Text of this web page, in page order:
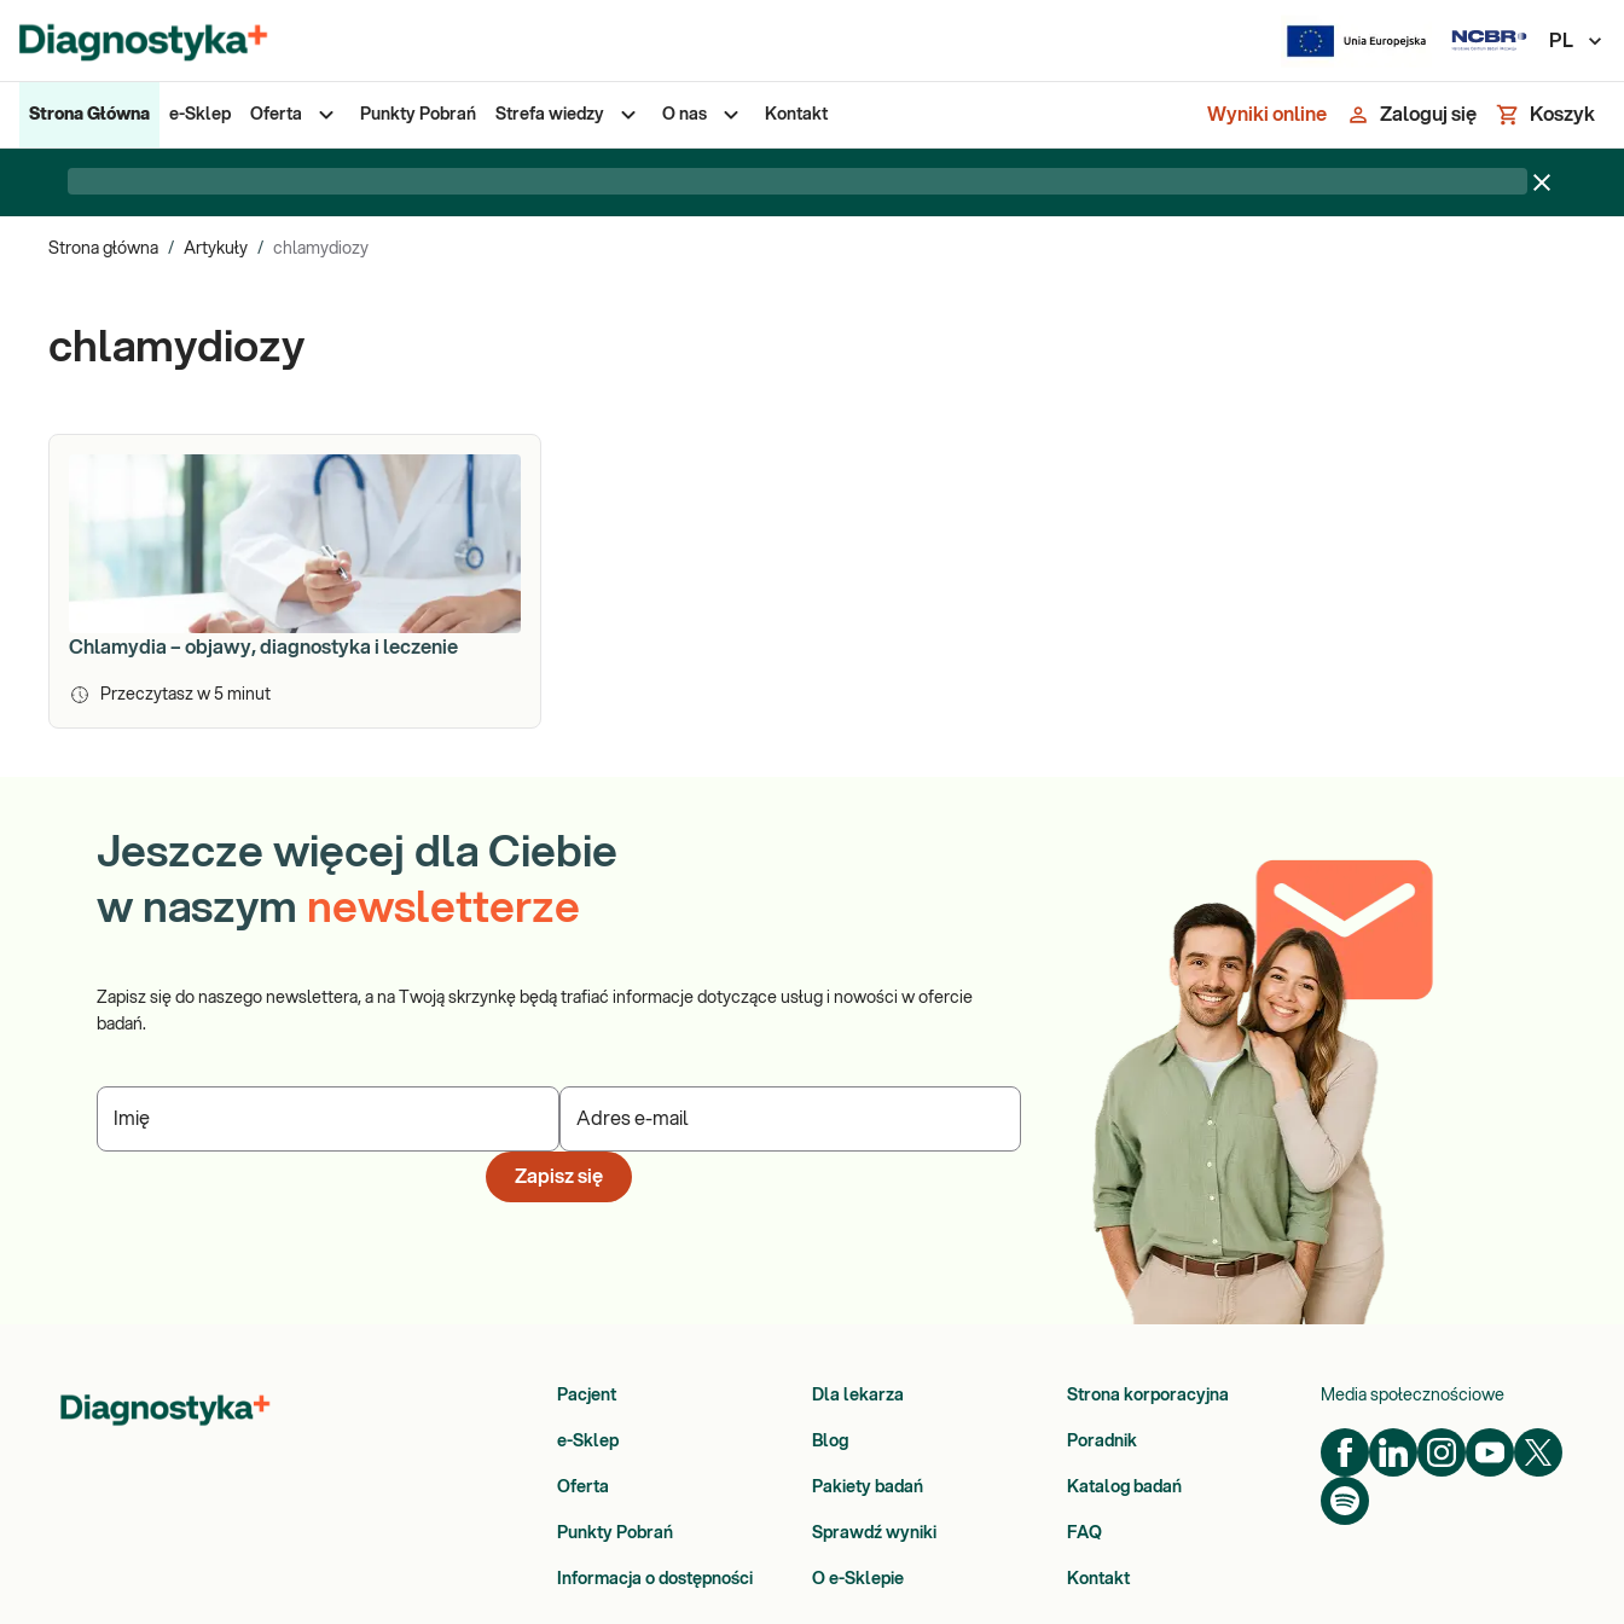
PL
Strona Główna e-Sklep Oferta Punkty Pobrań Strefa wiedzy O nas Kontakt Wyniki online Zaloguj się Koszyk
Strona główna / Artykuły / chlamydiozy
chlamydiozy
Chlamydia – objawy, diagnostyka i leczenie
Przeczytasz w 5 minut
Jeszcze więcej dla Ciebie
w naszym newsletterze
Zapisz się do naszego newslettera, a na Twoją skrzynkę będą trafiać informacje dotyczące usług i nowości w ofercie
badań.
Imię Adres e-mail
Zapisz się
Pacjent Dla lekarza Strona korporacyjna
e-Sklep Blog Poradnik
Oferta Pakiety badań Katalog badań
Punkty Pobrań Sprawdź wyniki FAQ
Informacja o dostępności O e-Sklepie Kontakt
Media społecznościowe